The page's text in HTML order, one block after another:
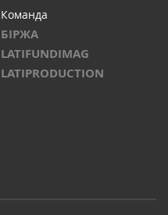
Команда
БІРЖА
LATIFUNDIMAG
LATIPRODUCTION